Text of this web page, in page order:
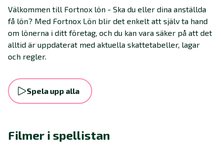
Välkommen till Fortnox lön - Ska du eller dina anställda
få lön? Med Fortnox Lön blir det enkelt att själv ta hand
om lönerna i ditt företag, och du kan vara säker på att det
alltid är uppdaterat med aktuella skattetabeller, lagar
och regler.
Spela upp alla
Filmer i spellistan